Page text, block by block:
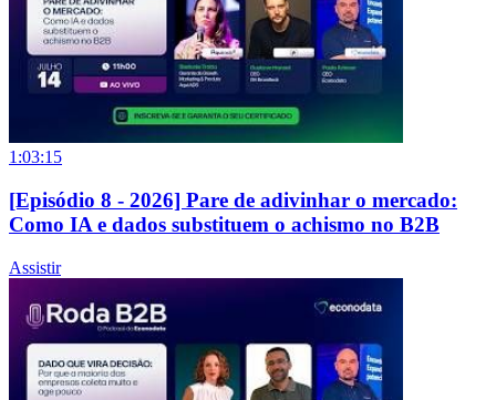
1:03:15
[Episódio 8 - 2026] Pare de adivinhar o mercado:
Como IA e dados substituem o achismo no B2B
Assistir